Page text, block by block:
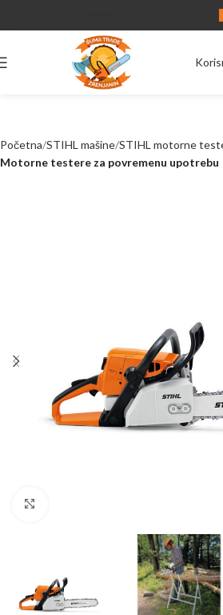
Početna STIHL mašine STIHL motorne
Motorne testere za povremenu upotrebu